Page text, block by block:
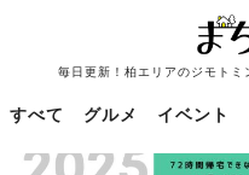
毎日更新！柏エリアのジモトミ
すべて グルメ イベント